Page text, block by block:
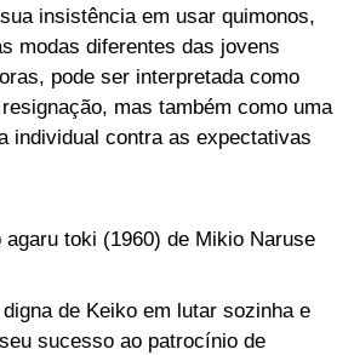
insistência em usar quimonos,
modas diferentes das jovens
pode ser interpretada como
mas também como uma
individual contra as expectativas
de Keiko em lutar sozinha e
sucesso ao patrocínio de